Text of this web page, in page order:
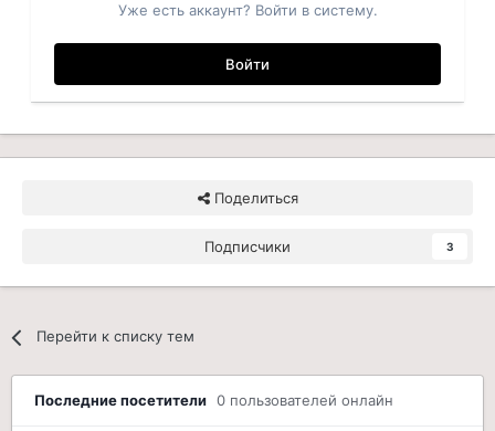
Уже есть аккаунт? Войти в систему.
Войти
Поделиться
Подписчики 3
Перейти к списку тем
Последние посетители 0 пользователей онлайн